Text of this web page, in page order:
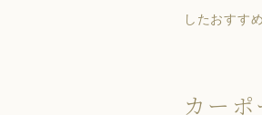
したおすす
カー